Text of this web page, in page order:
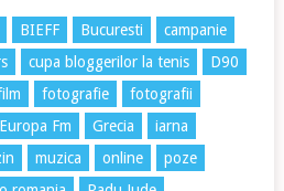
BIEFF Bucuresti
campanie
cupa bloggerilor la tenis
D90
fotografie
fotografii
Fm Grecia
iarna
muzica online
poze